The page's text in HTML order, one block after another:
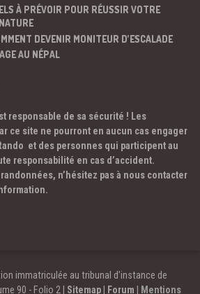
À PRÉVOIR POUR RÉUSSIR VOTRE
DEVENIR MONITEUR D’ESCALADE
AU NÉPAL
responsable de sa sécurité ! Les
ce site ne pourront en aucun cas engager
et des personnes qui participent au
responsabilité en cas d’accident.
n’hésitez pas à nous contacter
immatriculée au tribunal d’instance de
90 - Folio 2 | Sitemap| Forum Mentions